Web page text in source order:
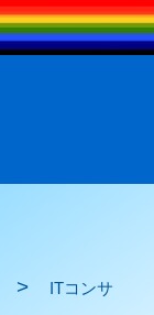
>
ITコンサ